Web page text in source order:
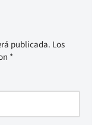
publicada. Los
*